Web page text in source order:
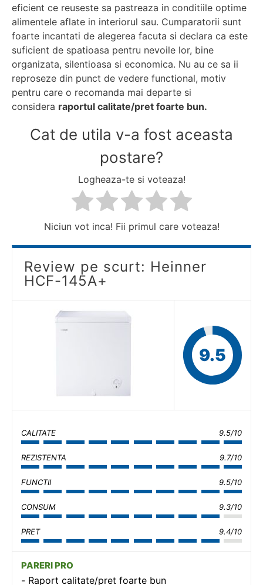
eficient ce reuseste sa pastreaza in conditiile optime
alimentele aflate in interiorul sau. Cumparatorii sunt
foarte incantati de alegerea facuta si declara ca este
suficient de spatioasa pentru nevoile lor, bine
organizata, silentioasa si economica. Nu au ce sa ii
reproseze din punct de vedere functional, motiv
pentru care o recomanda mai departe si
considera raportul calitate/pret foarte bun.
Cat de utila v-a fost aceasta
postare?
Logheaza-te si voteaza!
Niciun vot inca! Fii primul care voteaza!
Review pe scurt: Heinner
HCF-145A+
9.5
CALITATE 9.5/10
REZISTENTA 9.7/10
FUNCTII 9.5/10
CONSUM 9.3/10
PRET 9.4/10
PARERI PRO
Raport calitate/pret foarte bun